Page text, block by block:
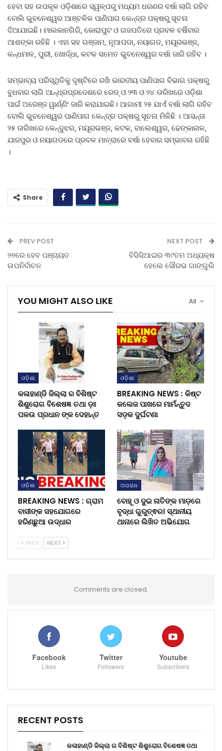
ହେବା ସହ ଉପକୂଳ ଓଡ଼ିଶାରେ ସ୍ୱଳ୍ପରୁ ମଧ୍ୟମ ଧରଣର ବର୍ଷା ଲାଗି ରହିବ
ବୋଲି ଭୁବନେଶ୍ୱର ଆଞ୍ଚଳିକ ପାଣିପାଗ କେନ୍ଦ୍ର ପକ୍ଷରୁ ସୂଚନା
ଦିଆଯାଇଛି। ମାଲକାନଗିରି, କୋରାପୁଟ ଓ ଗଜପତିରେ ପ୍ରବଳ ବର୍ଷିବାର
ଆଶଙ୍କା ରହିଛି । ଏହା ସହ ଗଞ୍ଜାମ, ନୂଆପଡା, ନୟାଗଡ, ମୟୂରଭଞ୍ଜ,
କନ୍ଧମାଳ, ପୁରୀ, ଖୋର୍ଦ୍ଧା, କଟକ ସମେତ ଭୁବନେଶ୍ୱର ବର୍ଷା ଜାରି ରହିବ ।
ସମ୍ଭାବ୍ୟ ପରିସ୍ଥିତିକୁ ଦୃଷ୍ଟିରେ ରଖି ଭାରତୀୟ ପାଣିପାଗ ବିଭାଗ ପକ୍ଷରୁ
ବୁଧବାର ଲାଗି ଆନ୍ଧ୍ରପ୍ରଦେଶରେ ରେଡ୍ ଓ ୨୩ ଓ ୨୪ ତାରିଖରେ ଓଡ଼ିଶା
ପାଇଁ ଅରେଞ୍ଜ ୱାର୍ଣ୍ଣିଂ ଜାରି କରାଯାଇଛି। ଆଗାମୀ ୨୫ ଯାଏଁ ବର୍ଷା ଲାଗି ରହିବ
ବୋଲି ଭୁବନେଶ୍ୱର ପାଣିପାଗ କେନ୍ଦ୍ର ପକ୍ଷରୁ ସୂଚନା ମିଳିଛି । ଆସନ୍ତା
୨୫ ତାରିଖରେ କେନ୍ଦୁଝର, ମୟୂରଭଞ୍ଜ, କଟକ, ବାଲେଶ୍ୱର, ଢେଙ୍କାନାଳ,
ଯାଜପୁର ଓ ନୟାଗଡରେ ପ୍ରବଳ ମାତ୍ରାରେ ବର୍ଷା ହେବାର ସମ୍ଭାବନା ରହିଛି
।
Share
PREV POST
୨୭ରେ ହେବ ପଞ୍ଚାୟତ
ଉପନିର୍ବାଚନ
NEXT POST
ବିସିସିଆଇର ୩୯ତମ ଅଧ୍ୟକ୍ଷ
ହେଲେ ସୌରଭ ଗାଙ୍ଗୁଲି
All
YOU MIGHT ALSO LIKE
ଓଡ଼ିଶା
କଳାହାଣ୍ଡି ଜିଲ୍ଲା ର ବିଶିଷ୍ଟ
ଶିଶୁରୋଗ ବିଶେଷଜ୍ଞ ତଥା ଡ଼ଃ
ପଳଉ ପ୍ରଧାନ ଙ୍କ ଦେହାନ୍ତ
ଓଡ଼ିଶା
BREAKING NEWS : କିଷ୍ଟ
କଲେଜ ପାଖରେ ମାର୍ମନ୍ତୁଦ
ସଡ଼କ ଦୁର୍ଘଟଣା
ଓଡ଼ିଶା
BREAKING NEWS : ଗ୍ରାମ
ବାସୀଙ୍କ ସହଯୋଗରେ
ହରିଣଛୁଆ ଉଦ୍ଧାର
ଅପରାଧ
ବୋହୂ ଓ ଦୁଇ ନାତିଙ୍କ ମାଡ଼ରେ
ବୃଦ୍ଧା ଗୁରୁତ୍ଵର। ସ୍ଥାନୀୟ
ଥାନାରେ ଲିଖିତ ଅଭିଯୋଗ
PREV NEXT
Comments are closed.
Facebook
Likes
Twitter
Followers
Youtube
Subscribers
RECENT POSTS
କଳାହାଣ୍ଡି ଜିଲ୍ଲା ର ବିଶିଷ୍ଟ ଶିଶୁରୋଗ ବିଶେଷଜ୍ଞ ତଥା